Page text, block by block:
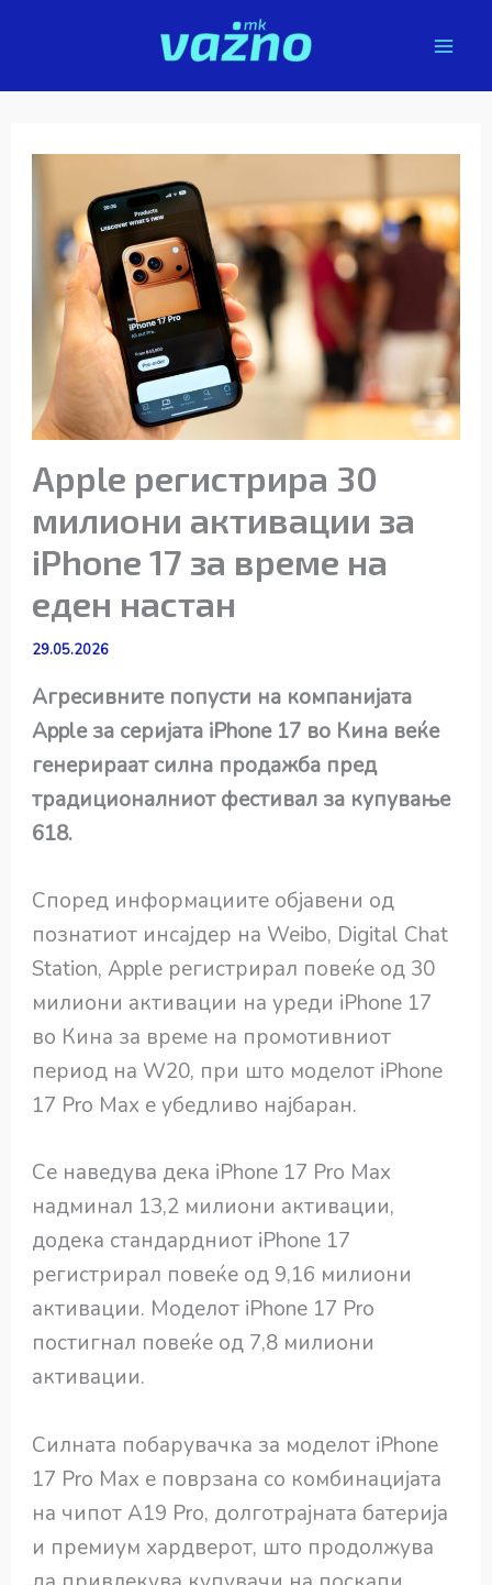
Apple регистрира 30
милиони активации за
iPhone 17 за време на
еден настан
29.05.2026
Агресивните попусти на компанијата
Apple за серијата iPhone 17 во Кина веќе
генерираат силна продажба пред
традиционалниот фестивал за купување
618.
Според информациите објавени од
познатиот инсајдер на Weibo, Digital Chat
Station, Apple регистрирал повеќе од 30
милиони активации на уреди iPhone 17
во Кина за време на промотивниот
период на W20, при што моделот iPhone
17 Pro Max е убедливо најбаран.
Се наведува дека iPhone 17 Pro Max
надминал 13,2 милиони активации,
додека стандардниот iPhone 17
регистрирал повеќе од 9,16 милиони
активации. Моделот iPhone 17 Pro
постигнал повеќе од 7,8 милиони
активации.
Силната побарувачка за моделот iPhone
17 Pro Max е поврзана со комбинацијата
на чипот A19 Pro, долготрајната батерија
и премиум хардверот, што продолжува